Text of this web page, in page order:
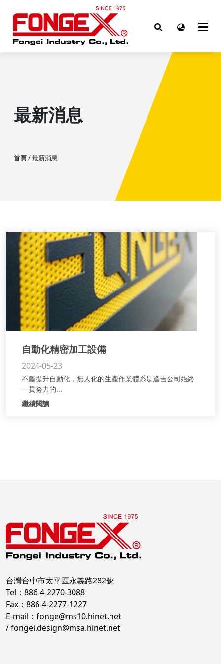
最新消息
首頁/ 最新消息
自動化精密加工設備
2024-05-23
不斷提升自動化，無人化的生產作業體系是逢吉公司始終
一貫努力的...
繼續閱讀
台灣台中市太平區永義路282號
Tel：886-4-2270-3088
Fax：886-4-2277-1227
E-mail： fonge@ms10.hinet.net
/fongei.design@msa.hinet.net